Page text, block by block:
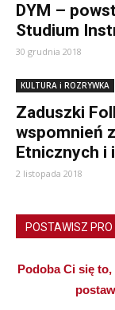
DYM –
Studium
30 grudnia 2018
KULTURA i ROZRYWKA
Zaduszki
wspomnień
Etnicznych i
2 listopada 2018
POSTAWISZ PRO
Podoba Ci się